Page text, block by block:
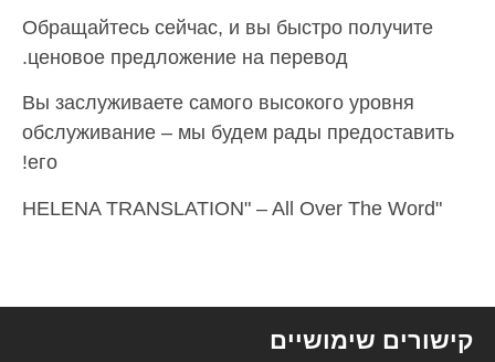
Обращайтесь сейчас, и вы быстро получите
ценовое предложение на перевод.
Вы заслуживаете самого высокого уровня
обслуживание – мы будем рады предоставить
его!
"HELENA TRANSLATION" – All Over The Word
קישורים שימושיים